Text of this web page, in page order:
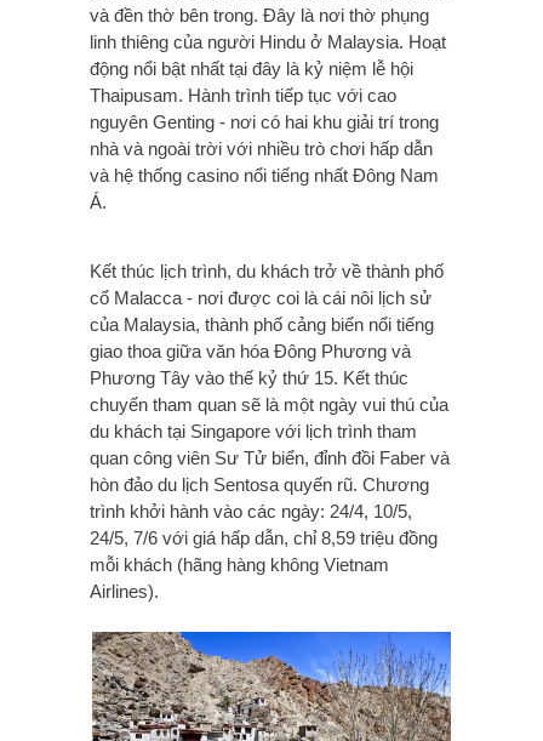
và đền thờ bên trong. Đây là nơi thờ phụng
linh thiêng của người Hindu ở Malaysia. Hoạt
động nổi bật nhất tại đây là kỷ niệm lễ hội
Thaipusam. Hành trình tiếp tục với cao
nguyên Genting - nơi có hai khu giải trí trong
nhà và ngoài trời với nhiều trò chơi hấp dẫn
và hệ thống casino nổi tiếng nhất Đông Nam
Á.
Kết thúc lịch trình, du khách trở về thành phố
cổ Malacca - nơi được coi là cái nôi lịch sử
của Malaysia, thành phố cảng biển nổi tiếng
giao thoa giữa văn hóa Đông Phương và
Phương Tây vào thế kỷ thứ 15. Kết thúc
chuyến tham quan sẽ là một ngày vui thú của
du khách tại Singapore với lịch trình tham
quan công viên Sư Tử biển, đỉnh đồi Faber và
hòn đảo du lịch Sentosa quyến rũ. Chương
trình khởi hành vào các ngày: 24/4, 10/5,
24/5, 7/6 với giá hấp dẫn, chỉ 8,59 triệu đồng
mỗi khách (hãng hàng không Vietnam
Airlines).